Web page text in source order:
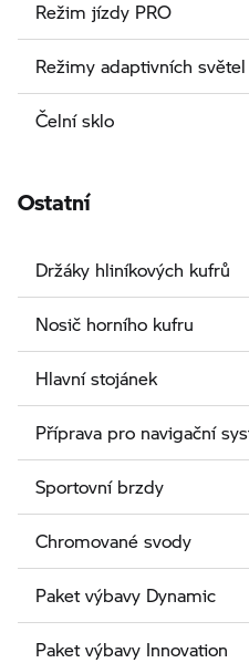
Režim jízdy PRO
Režimy adaptivních světel
Čelní sklo
Ostatní
Držáky hliníkových kufrů
Nosič horního kufru
Hlavní stojánek
Příprava pro navigační
Sportovní brzdy
Chromované svody
Paket výbavy Dynamic
Paket výbavy Innovation